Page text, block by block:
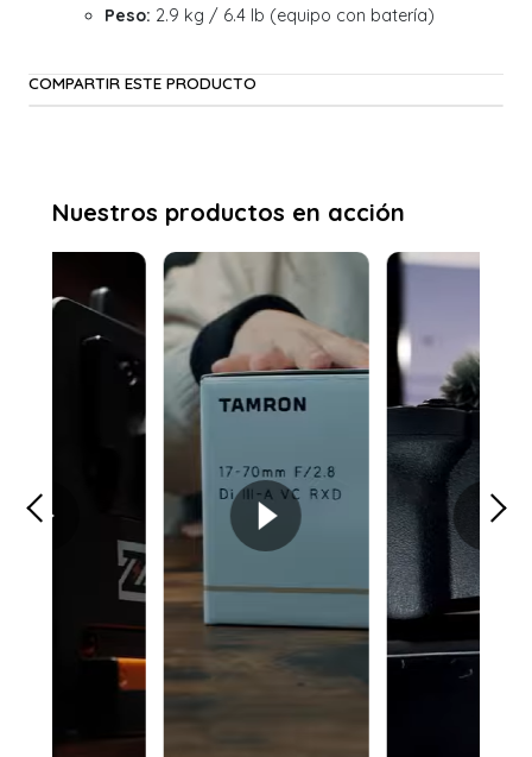
Peso: 2.9 kg / 6.4 lb (equipo con batería)
COMPARTIR ESTE PRODUCTO